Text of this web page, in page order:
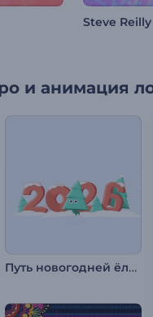
Steve Reilly
и анимация
Путь новогодней ёлки